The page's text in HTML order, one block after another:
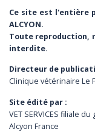
Ce site est l'entière
ALCYON.
Toute reproduction,
interdite.
Directeur de
Clinique vétérinaire Le
Site édité par :
VET SERVICES filiale du
Alcyon France